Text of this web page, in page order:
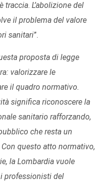
traccia. L’abolizione del
il problema del valore
sanitari”.
proposta di legge
valorizzare le
il quadro normativo.
significa riconoscere la
sanitario rafforzando,
che resta un
questo atto normativo,
la Lombardia vuole
professionisti del